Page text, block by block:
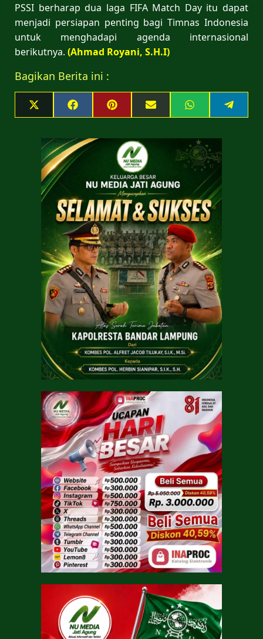
PSSI berharap dua laga FIFA Match Day itu dapat
menjadi persiapan penting bagi Timnas Indonesia
untuk menghadapi agenda internasional
berikutnya. (Ahmad Royani, S.H.I)
Bagikan Berita ini :